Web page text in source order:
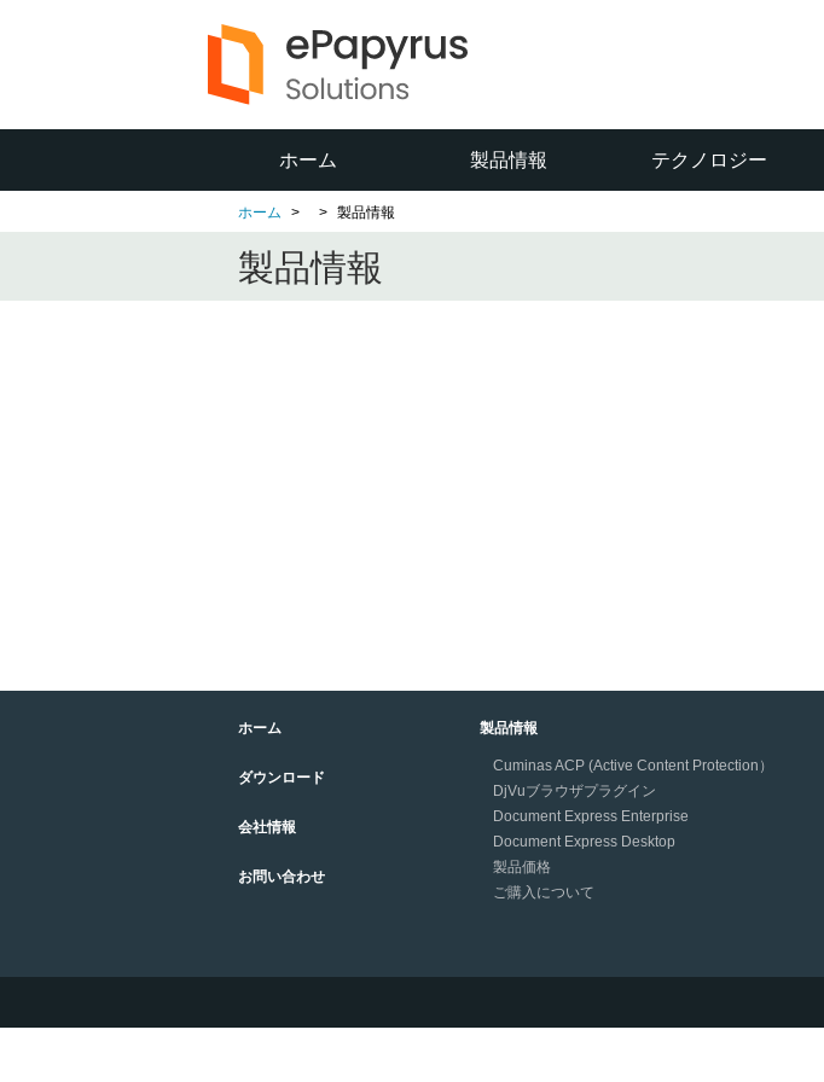
ホーム 製品情報 テクノロジー
ホーム 製品情報
製品情報
ホーム
ダウンロード
会社情報
お問い合わせ
製品情報
Cuminas ACP (Active Content Protection）
DjVuブラウザプラグイン
Document Express Enterprise
Document Express Desktop
製品価格
ご購入について